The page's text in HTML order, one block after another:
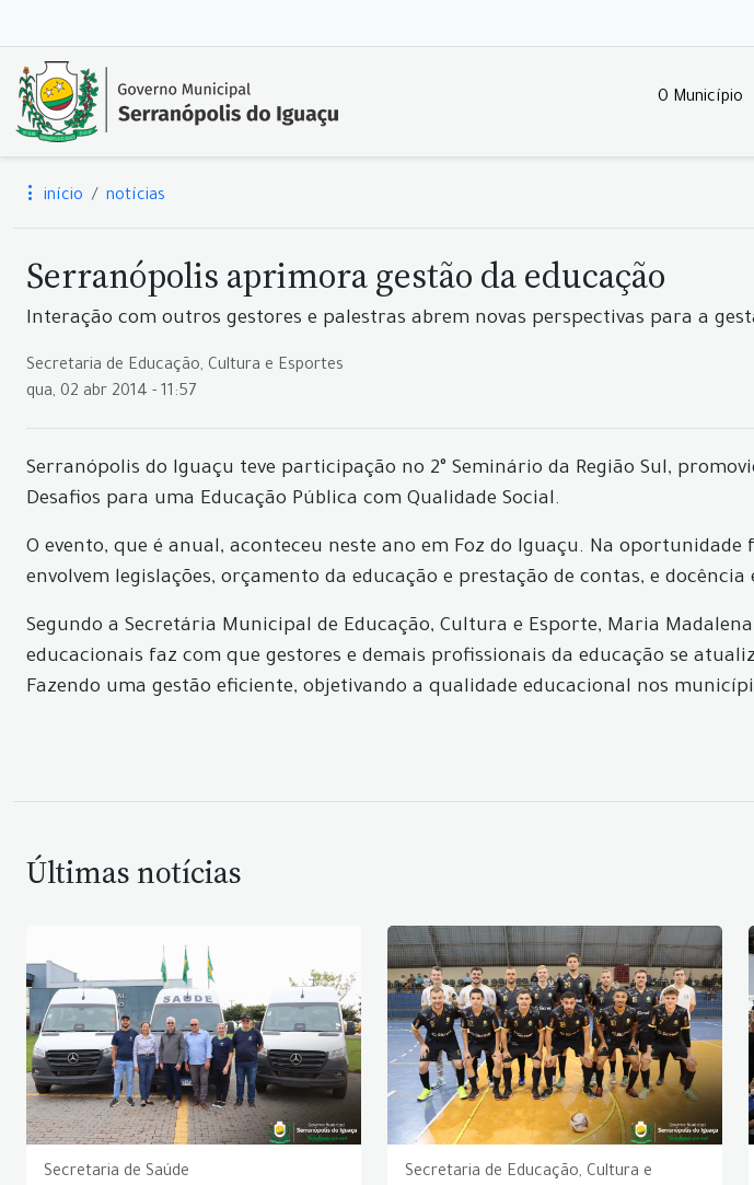
O Município
início notícias
Serranópolis aprimora gestão da educação
Interação com outros gestores e palestras abrem novas perspectivas para a
Secretaria de Educação, Cultura e Esportes
qua, 02 abr 2014 - 11:57
Serranópolis do Iguaçu teve participação no 2° Seminário da Região Sul,
Desafios para uma Educação Pública com Qualidade Social.
O evento, que é anual, aconteceu neste ano em Foz do Iguaçu. Na
envolvem legislações, orçamento da educação e prestação de contas, e docência
Segundo a Secretária Municipal de Educação, Cultura e Esporte, Maria
educacionais faz com que gestores e demais profissionais da educação se
Fazendo uma gestão eficiente, objetivando a qualidade educacional nos
Últimas notícias
Secretaria de Saúde
Secretaria de Educação, Cultura e